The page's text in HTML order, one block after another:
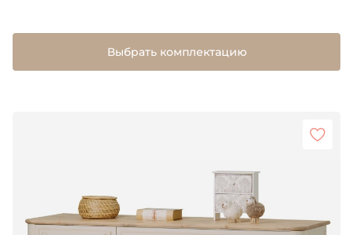
Выбрать комплектацию